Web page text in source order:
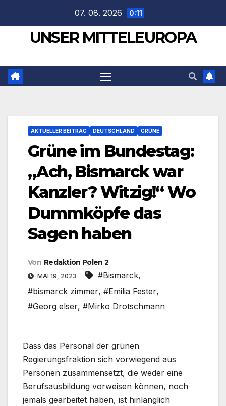
springen
07. 08. 2026 0:11
UNSER MITTELEUROPA
AKTUELLER BEITRAG DEUTSCHLAND GRÜNE
Grüne im Bundestag:
„Ach, Bismarck war
Kanzler? Witzig!“ Wo
Dummköpfe das
Sagen haben
Von Redaktion Polen 2
MAI 19, 2023 #Bismarck,
#bismarck zimmer, #Emilia Fester,
#Georg elser, #Mirko Drotschmann
Dass das Personal der grünen
Regierungsfraktion sich vorwiegend aus
Personen zusammensetzt, die weder eine
Berufsausbildung vorweisen können, noch
jemals gearbeitet haben, ist hinlänglich